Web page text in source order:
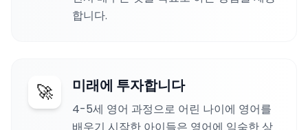
합니다.
🚀 미래에 투자합니다
4-5세 영어 과정으로 어린 나이에 영어를